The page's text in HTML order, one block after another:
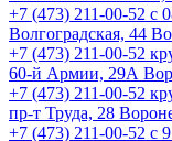
+7 (473) 211-00-52 с
Волгоградская, 44
+7 (473) 211-00-52
60-й Армии, 29А
+7 (473) 211-00-52
пр-т Труда, 28
+7 (473) 211-00-52 c